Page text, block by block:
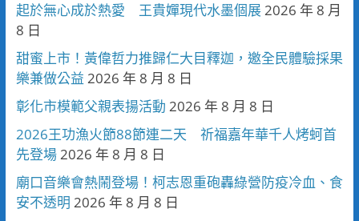
起於無心成於熱愛 王貴嬋現代水墨個展2026 年 8 月
8 日
甜蜜上市！黃偉哲力推歸仁大目釋迦，邀全民體驗採果
樂兼做公益 2026 年 8 月 8 日
彰化市模範父親表揚活動 2026 年 8 月 8 日
2026王功漁火節88節連二天 祈福嘉年華千人烤蚵首
先登場2026 年 8 月 8 日
廟口音樂會熱鬧登場！柯志恩重砲轟綠營防疫冷血、食
安不透明 2026 年 8 月 8 日